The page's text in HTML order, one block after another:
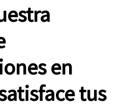
en
tus